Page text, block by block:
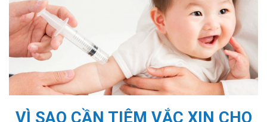
VÌ SAO CẦN TIÊM VẮC XIN CHO